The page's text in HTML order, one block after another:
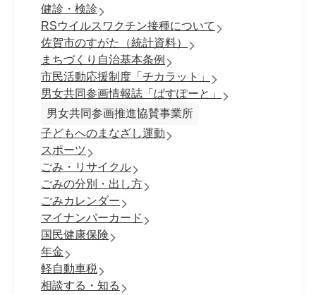
健診・検診
RSウイルスワクチン接種について
佐賀市のすがた（統計資料）
まちづくり自治基本条例
市民活動応援制度「チカラット」
男女共同参画情報誌「ぱすぽーと」
男女共同参画推進協賛事業所
子どもへのまなざし運動
スポーツ
ごみ・リサイクル
ごみの分別・出し方
ごみカレンダー
マイナンバーカード
国民健康保険
年金
軽自動車税
相談する・知る